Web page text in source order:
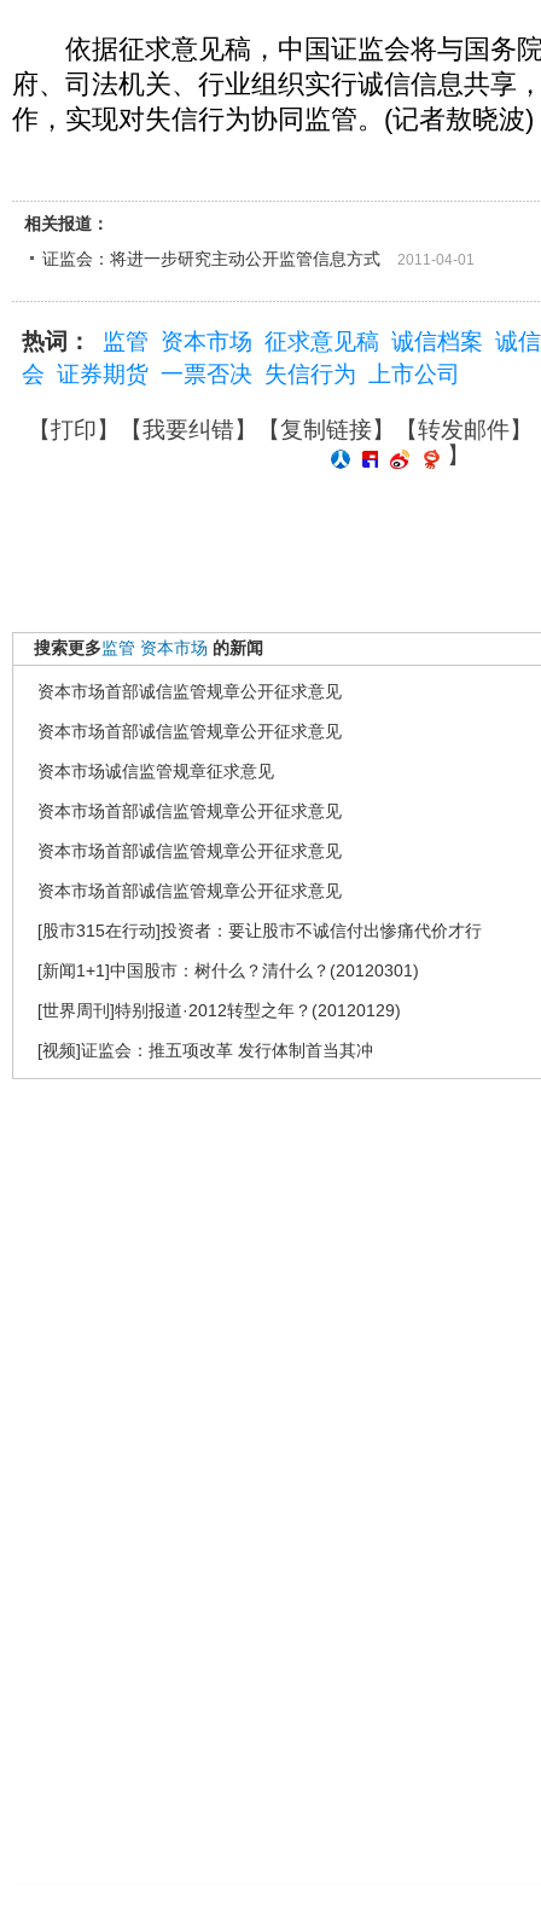
依据征求意见稿，中国证监会将与国务
府、司法机关、行业组织实行诚信信息共享
作，实现对失信行为协同监管。(记者敖晓波)
相关报道：
证监会：将进一步研究主动公开监管信息方式
2011-04-01
热词： 监管 资本市场 征求意见稿 诚信档案 诚
会 证券期货 一票否决 失信行为 上市公司
【打印】【我要纠错】【复制链接】【转发邮件】
】
搜索更多监管 资本市场 的新闻
资本市场首部诚信监管规章公开征求意见
资本市场首部诚信监管规章公开征求意见
资本市场诚信监管规章征求意见
资本市场首部诚信监管规章公开征求意见
资本市场首部诚信监管规章公开征求意见
资本市场首部诚信监管规章公开征求意见
[股市315在行动]投资者：要让股市不诚信付出惨痛代价才行
[新闻1+1]中国股市：树什么？清什么？(20120301)
[世界周刊]特别报道·2012转型之年？(20120129)
[视频]证监会：推五项改革 发行体制首当其冲